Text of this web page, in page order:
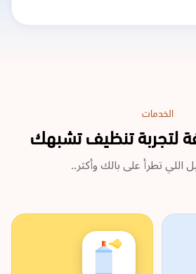
الخدمات
لتجربة تنظيف تشبهك
اللي تطرأ على بالك وأكثر..